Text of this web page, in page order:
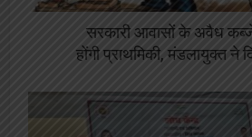
सरकारी आवासों के अवैध
होंगी प्राथमिकी, मंडलायुक्त ने